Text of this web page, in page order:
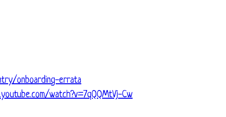
onboarding-errata
watch?v=7qQQMtVj-Cw